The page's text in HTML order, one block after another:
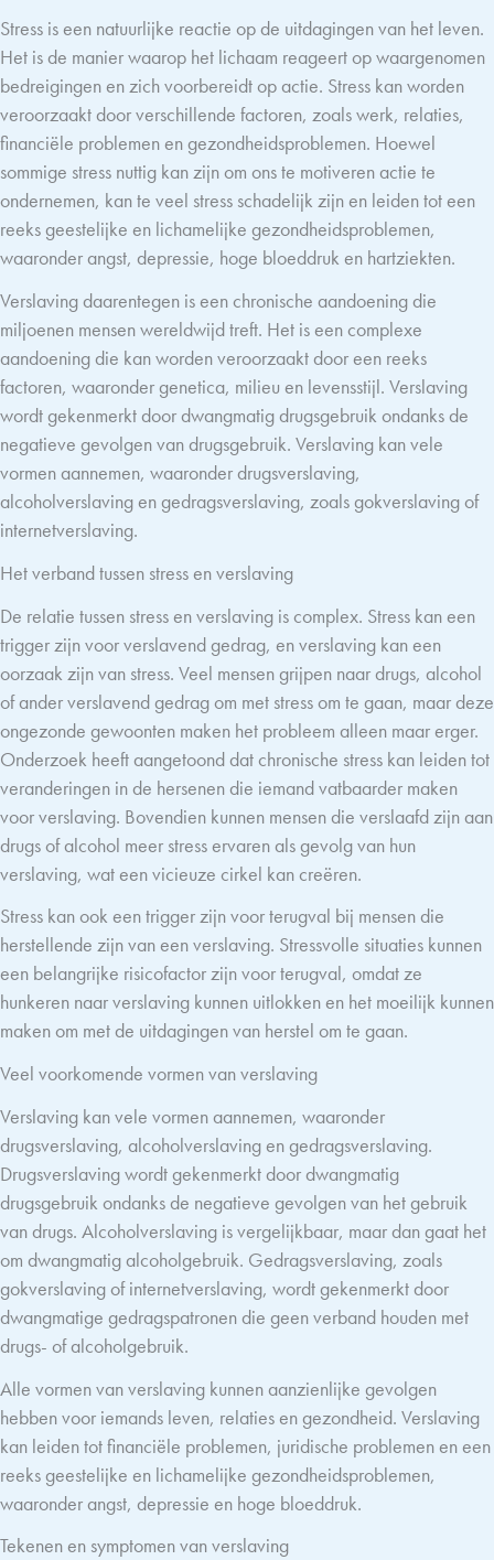
Stress is een natuurlijke reactie op de uitdagingen van het leven.
Het is de manier waarop het lichaam reageert op waargenomen
bedreigingen en zich voorbereidt op actie. Stress kan worden
veroorzaakt door verschillende factoren, zoals werk, relaties,
financiële problemen en gezondheidsproblemen. Hoewel
sommige stress nuttig kan zijn om ons te motiveren actie te
ondernemen, kan te veel stress schadelijk zijn en leiden tot een
reeks geestelijke en lichamelijke gezondheidsproblemen,
waaronder angst, depressie, hoge bloeddruk en hartziekten.
Verslaving daarentegen is een chronische aandoening die
miljoenen mensen wereldwijd treft. Het is een complexe
aandoening die kan worden veroorzaakt door een reeks
factoren, waaronder genetica, milieu en levensstijl. Verslaving
wordt gekenmerkt door dwangmatig drugsgebruik ondanks de
negatieve gevolgen van drugsgebruik. Verslaving kan vele
vormen aannemen, waaronder drugsverslaving,
alcoholverslaving en gedragsverslaving, zoals gokverslaving of
internetverslaving.
Het verband tussen stress en verslaving
De relatie tussen stress en verslaving is complex. Stress kan een
trigger zijn voor verslavend gedrag, en verslaving kan een
oorzaak zijn van stress. Veel mensen grijpen naar drugs, alcohol
of ander verslavend gedrag om met stress om te gaan, maar deze
ongezonde gewoonten maken het probleem alleen maar erger.
Onderzoek heeft aangetoond dat chronische stress kan leiden tot
veranderingen in de hersenen die iemand vatbaarder maken
voor verslaving. Bovendien kunnen mensen die verslaafd zijn aan
drugs of alcohol meer stress ervaren als gevolg van hun
verslaving, wat een vicieuze cirkel kan creëren.
Stress kan ook een trigger zijn voor terugval bij mensen die
herstellende zijn van een verslaving. Stressvolle situaties kunnen
een belangrijke risicofactor zijn voor terugval, omdat ze
hunkeren naar verslaving kunnen uitlokken en het moeilijk kunnen
maken om met de uitdagingen van herstel om te gaan.
Veel voorkomende vormen van verslaving
Verslaving kan vele vormen aannemen, waaronder
drugsverslaving, alcoholverslaving en gedragsverslaving.
Drugsverslaving wordt gekenmerkt door dwangmatig
drugsgebruik ondanks de negatieve gevolgen van het gebruik
van drugs. Alcoholverslaving is vergelijkbaar, maar dan gaat het
om dwangmatig alcoholgebruik. Gedragsverslaving, zoals
gokverslaving of internetverslaving, wordt gekenmerkt door
dwangmatige gedragspatronen die geen verband houden met
drugs- of alcoholgebruik.
Alle vormen van verslaving kunnen aanzienlijke gevolgen
hebben voor iemands leven, relaties en gezondheid. Verslaving
kan leiden tot financiële problemen, juridische problemen en een
reeks geestelijke en lichamelijke gezondheidsproblemen,
waaronder angst, depressie en hoge bloeddruk.
Tekenen en symptomen van verslaving